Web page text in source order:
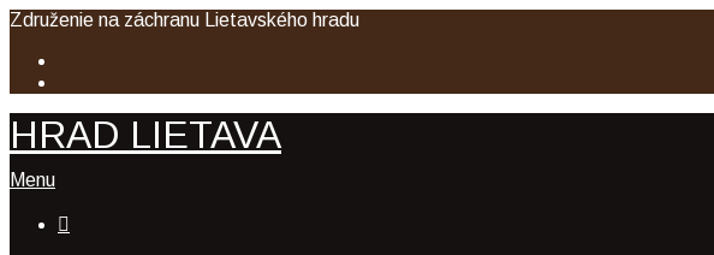
Združenie na záchranu Lietavského hradu
HRAD LIETAVA
Menu
